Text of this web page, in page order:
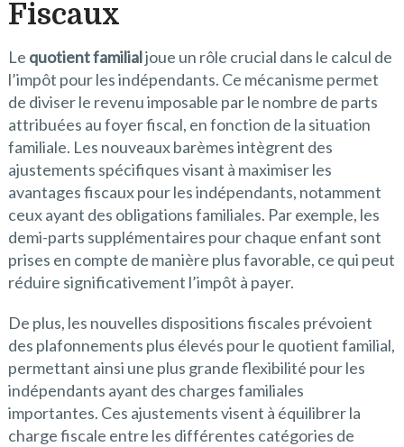
Fiscaux
Le quotient familialjoue un rôle crucial dans le calcul de
l’impôt pour les indépendants. Ce mécanisme permet
de diviser le revenu imposable par le nombre de parts
attribuées au foyer fiscal, en fonction de la situation
familiale. Les nouveaux barèmes intègrent des
ajustements spécifiques visant à maximiser les
avantages fiscaux pour les indépendants, notamment
ceux ayant des obligations familiales. Par exemple, les
demi-parts supplémentaires pour chaque enfant sont
prises en compte de manière plus favorable, ce qui peut
réduire significativement l’impôt à payer.
De plus, les nouvelles dispositions fiscales prévoient
des plafonnements plus élevés pour le quotient familial,
permettant ainsi une plus grande flexibilité pour les
indépendants ayant des charges familiales
importantes. Ces ajustements visent à équilibrer la
charge fiscale entre les différentes catégories de